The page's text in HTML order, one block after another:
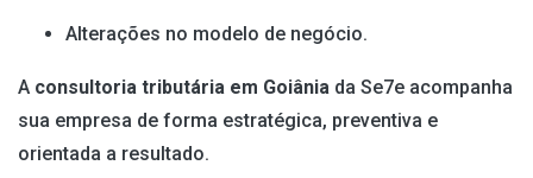
Alterações no modelo de negócio.
A consultoria tributária em Goiânia da Se7e acompanha
sua empresa de forma estratégica, preventiva e
orientada a resultado.